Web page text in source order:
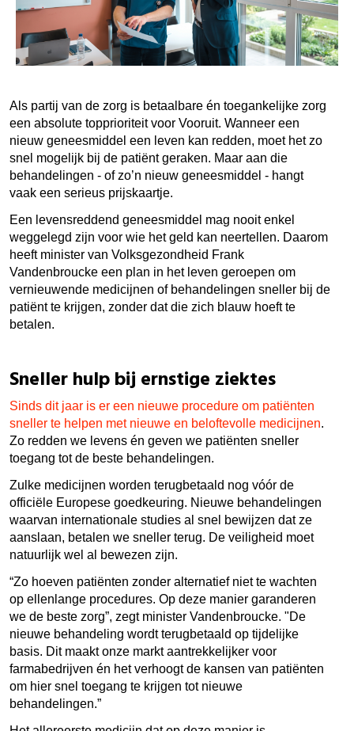
Als partij van de zorg is betaalbare én toegankelijke zorg
een absolute topprioriteit voor Vooruit. Wanneer een
nieuw geneesmiddel een leven kan redden, moet het zo
snel mogelijk bij de patiënt geraken. Maar aan die
behandelingen - of zo’n nieuw geneesmiddel - hangt
vaak een serieus prijskaartje.
Een levensreddend geneesmiddel mag nooit enkel
weggelegd zijn voor wie het geld kan neertellen. Daarom
heeft minister van Volksgezondheid Frank
Vandenbroucke een plan in het leven geroepen om
vernieuwende medicijnen of behandelingen sneller bij de
patiënt te krijgen, zonder dat die zich blauw hoeft te
betalen.
Sneller hulp bij ernstige ziektes
Sinds dit jaar is er een nieuwe procedure om patiënten
sneller te helpen met nieuwe en beloftevolle medicijnen.
Zo redden we levens én geven we patiënten sneller
toegang tot de beste behandelingen.
Zulke medicijnen worden terugbetaald nog vóór de
officiële Europese goedkeuring. Nieuwe behandelingen
waarvan internationale studies al snel bewijzen dat ze
aanslaan, betalen we sneller terug. De veiligheid moet
natuurlijk wel al bewezen zijn.
“Zo hoeven patiënten zonder alternatief niet te wachten
op ellenlange procedures. Op deze manier garanderen
we de beste zorg”, zegt minister Vandenbroucke. "De
nieuwe behandeling wordt terugbetaald op tijdelijke
basis. Dit maakt onze markt aantrekkelijker voor
farmabedrijven én het verhoogt de kansen van patiënten
om hier snel toegang te krijgen tot nieuwe
behandelingen.”